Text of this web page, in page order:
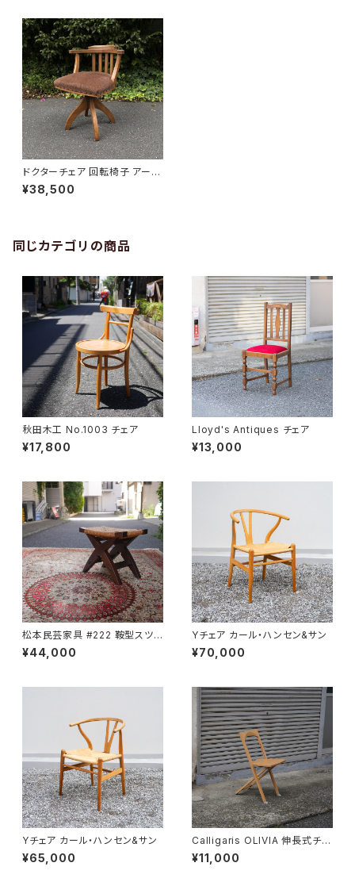
ドクターチェア 回転椅子 アーム
チェア
¥38,500
同じカテゴリの商品
秋田木工 No.1003 チェア
¥17,800
Lloyd's Antiques チェア
¥13,000
松本民芸家具 #222 鞍型スツ
ール
¥44,000
Yチェア カール・ハンセン&サン
¥70,000
Yチェア カール・ハンセン&サン
¥65,000
Calligaris OLIVIA 伸長式チェ
ア
¥11,000